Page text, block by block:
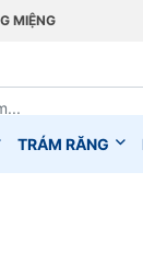
MIỆNG
TRÁM RĂNG